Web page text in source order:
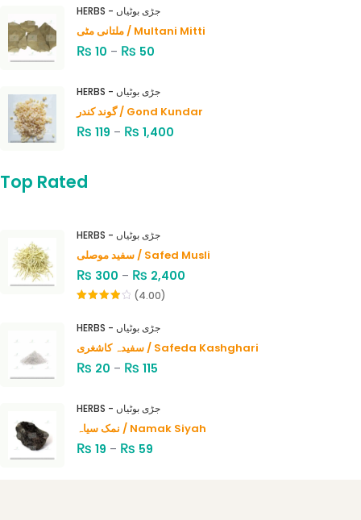
HERBS - جڑی بوٹیاں
ملتانی مٹی / Multani Mitti
₨ 10 – ₨ 50
HERBS - جڑی بوٹیاں
گوند کندر / Gond Kundar
₨ 119 – ₨ 1,400
Top Rated
HERBS - جڑی بوٹیاں
سفید موصلی / Safed Musli
₨ 300 – ₨ 2,400
of 5
(4.00)
HERBS - جڑی بوٹیاں
سفیدہ کاشغری / Safeda Kashghari
₨ 20 – ₨ 115
HERBS - جڑی بوٹیاں
نمک سیاہ / Namak Siyah
₨ 19 – ₨ 59